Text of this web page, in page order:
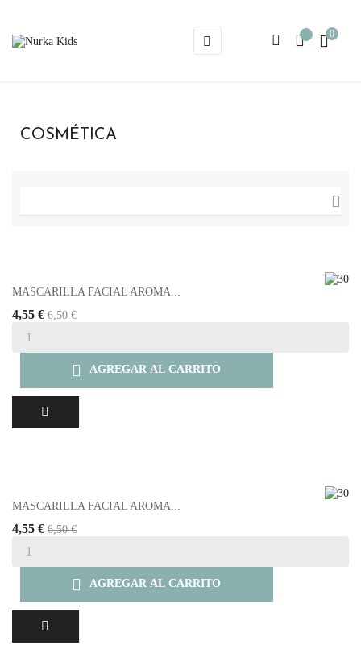
Navegación
de
☰ 0
COSMÉTICA

MASCARILLA FACIAL AROMA...
4,55 € 6,50 €
 AGREGAR AL CARRITO
MASCARILLA FACIAL AROMA...
4,55 € 6,50 €
 AGREGAR AL CARRITO